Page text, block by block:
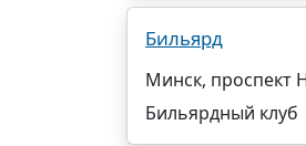
Бильярд
Минск, проспект
Бильярдный клуб